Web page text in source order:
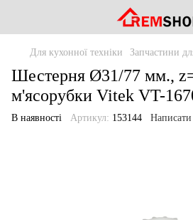
Для кухонної техніки Запчастини
Шестерня Ø31/77 мм.,
м'ясорубки Vitek VT-
В наявності Артикул: 153144 Написати